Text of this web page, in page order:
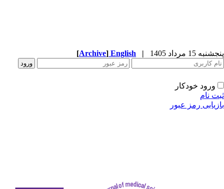
|
English
[Archive
عبور